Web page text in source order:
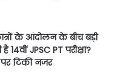
के आंदोलन के बीच बड़ी
14वीं JPSC PT परीक्षा?
टिकी नजर